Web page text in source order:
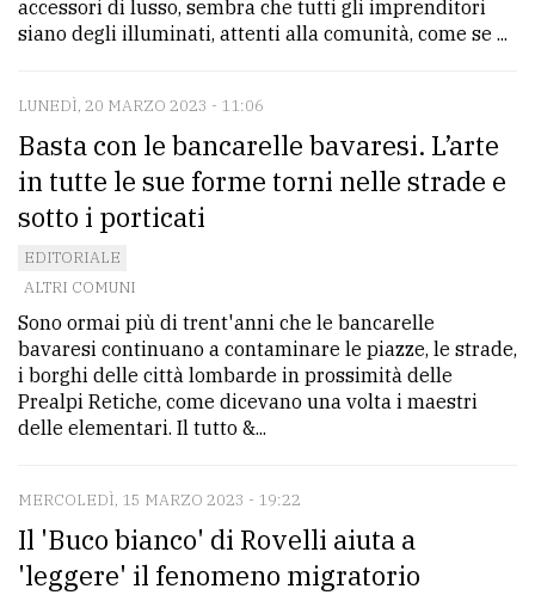
accessori di lusso, sembra che tutti gli imprenditori
siano degli illuminati, attenti alla comunità, come se ...
LUNEDÌ, 20 MARZO 2023 - 11:06
Basta con le bancarelle bavaresi. L’arte
in tutte le sue forme torni nelle strade e
sotto i porticati
EDITORIALE
ALTRI COMUNI
Sono ormai più di trent'anni che le bancarelle
bavaresi continuano a contaminare le piazze, le strade,
i borghi delle città lombarde in prossimità delle
Prealpi Retiche, come dicevano una volta i maestri
delle elementari. Il tutto &...
MERCOLEDÌ, 15 MARZO 2023 - 19:22
Il 'Buco bianco' di Rovelli aiuta a
'leggere' il fenomeno migratorio